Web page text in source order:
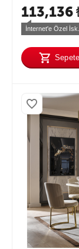
113,136
İnternet'e Özel